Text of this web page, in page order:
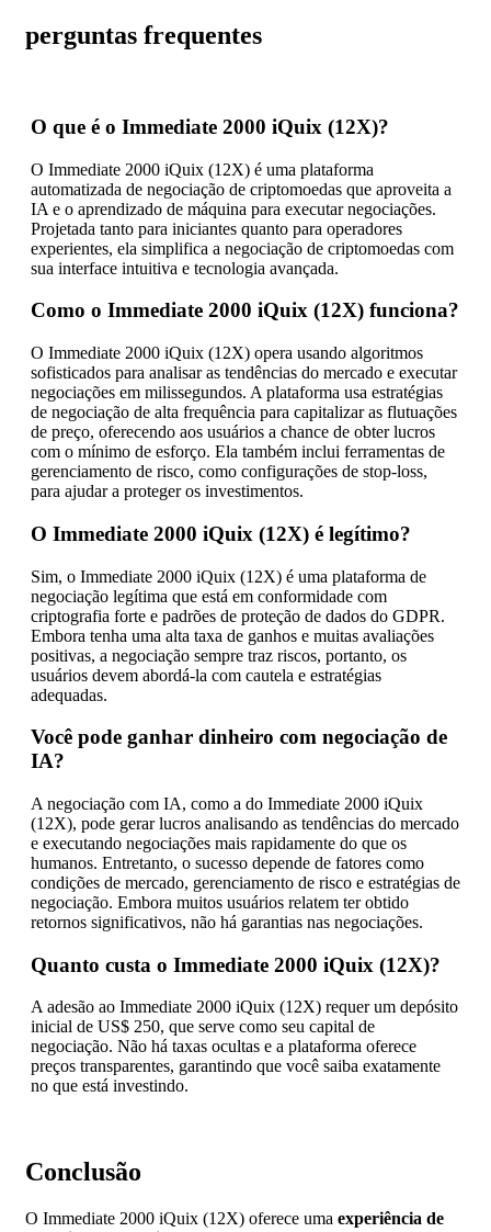
perguntas frequentes
O que é o Immediate 2000 iQuix (12X)?
O Immediate 2000 iQuix (12X) é uma plataforma
automatizada de negociação de criptomoedas que aproveita a
IA e o aprendizado de máquina para executar negociações.
Projetada tanto para iniciantes quanto para operadores
experientes, ela simplifica a negociação de criptomoedas com
sua interface intuitiva e tecnologia avançada.
Como o Immediate 2000 iQuix (12X) funciona?
O Immediate 2000 iQuix (12X) opera usando algoritmos
sofisticados para analisar as tendências do mercado e executar
negociações em milissegundos. A plataforma usa estratégias
de negociação de alta frequência para capitalizar as flutuações
de preço, oferecendo aos usuários a chance de obter lucros
com o mínimo de esforço. Ela também inclui ferramentas de
gerenciamento de risco, como configurações de stop-loss,
para ajudar a proteger os investimentos.
O Immediate 2000 iQuix (12X) é legítimo?
Sim, o Immediate 2000 iQuix (12X) é uma plataforma de
negociação legítima que está em conformidade com
criptografia forte e padrões de proteção de dados do GDPR.
Embora tenha uma alta taxa de ganhos e muitas avaliações
positivas, a negociação sempre traz riscos, portanto, os
usuários devem abordá-la com cautela e estratégias
adequadas.
Você pode ganhar dinheiro com negociação de
IA?
A negociação com IA, como a do Immediate 2000 iQuix
(12X), pode gerar lucros analisando as tendências do mercado
e executando negociações mais rapidamente do que os
humanos. Entretanto, o sucesso depende de fatores como
condições de mercado, gerenciamento de risco e estratégias de
negociação. Embora muitos usuários relatem ter obtido
retornos significativos, não há garantias nas negociações.
Quanto custa o Immediate 2000 iQuix (12X)?
A adesão ao Immediate 2000 iQuix (12X) requer um depósito
inicial de US$ 250, que serve como seu capital de
negociação. Não há taxas ocultas e a plataforma oferece
preços transparentes, garantindo que você saiba exatamente
no que está investindo.
Conclusão
O Immediate 2000 iQuix (12X) oferece uma experiência de